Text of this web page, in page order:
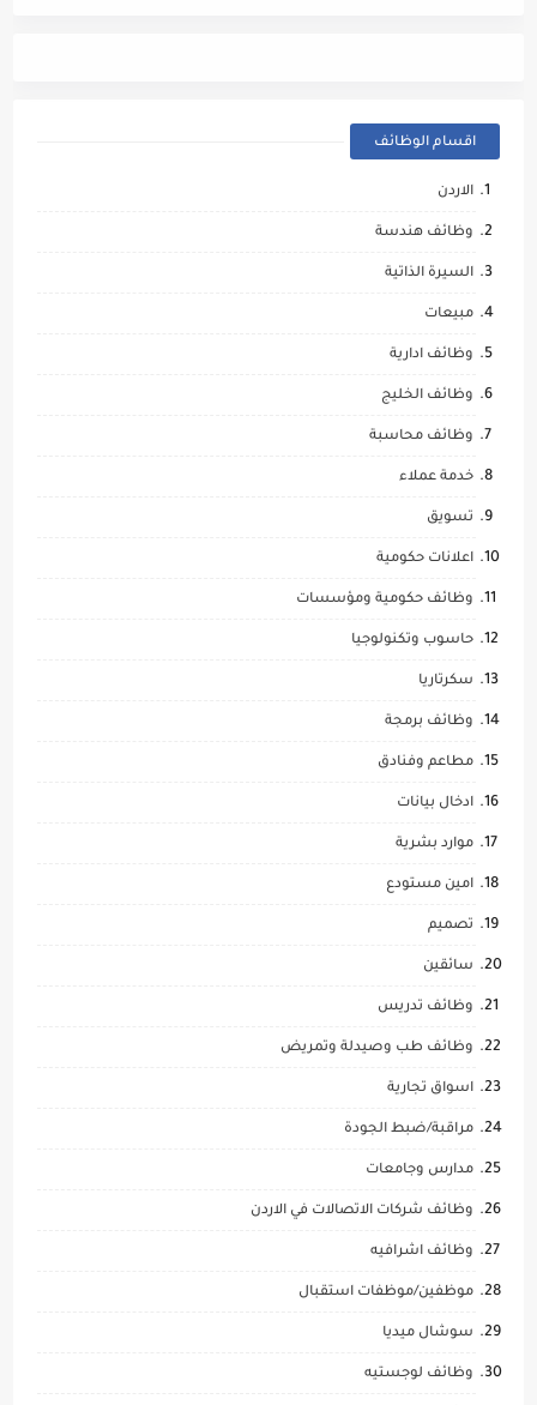
اقسام الوظائف
الاردن
وظائف هندسة
السيرة الذاتية
مبيعات
وظائف ادارية
وظائف الخليج
وظائف محاسبة
خدمة عملاء
تسويق
اعلانات حكومية
وظائف حكومية ومؤسسات
حاسوب وتكنولوجيا
سكرتاريا
وظائف برمجة
مطاعم وفنادق
ادخال بيانات
موارد بشرية
امين مستودع
تصميم
سائقين
وظائف تدريس
وظائف طب وصيدلة وتمريض
اسواق تجارية
مراقبة/ضبط الجودة
مدارس وجامعات
وظائف شركات الاتصالات في الاردن
وظائف اشرافيه
موظفين/موظفات استقبال
سوشال ميديا
وظائف لوجستيه